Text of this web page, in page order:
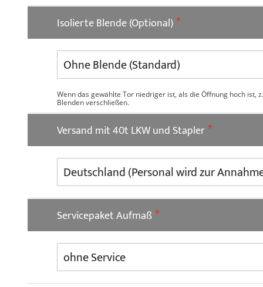
Isolierte Blende (Optional)
Wenn das gewählte Tor niedriger ist, als die Öffnung hoch
Blenden verschließen.
Versand mit 40t LKW und Stapler
Servicepaket Aufmaß